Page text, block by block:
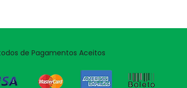
de Pagamentos Aceitos